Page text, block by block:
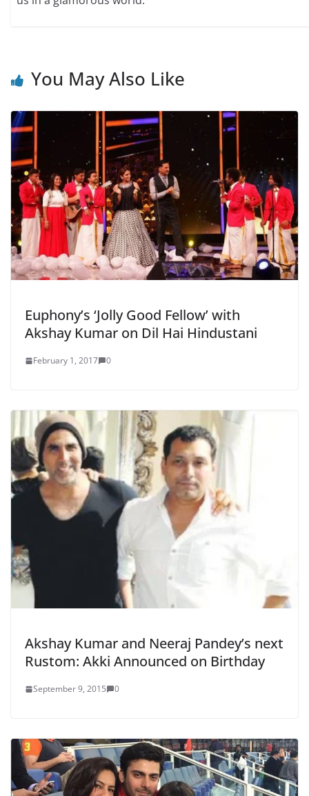
You May Also Like
Euphony’s ‘Jolly Good Fellow’ with
Akshay Kumar on Dil Hai Hindustani
February 1, 2017 0
Akshay Kumar and Neeraj Pandey’s next
Rustom: Akki Announced on Birthday
September 9, 2015 0